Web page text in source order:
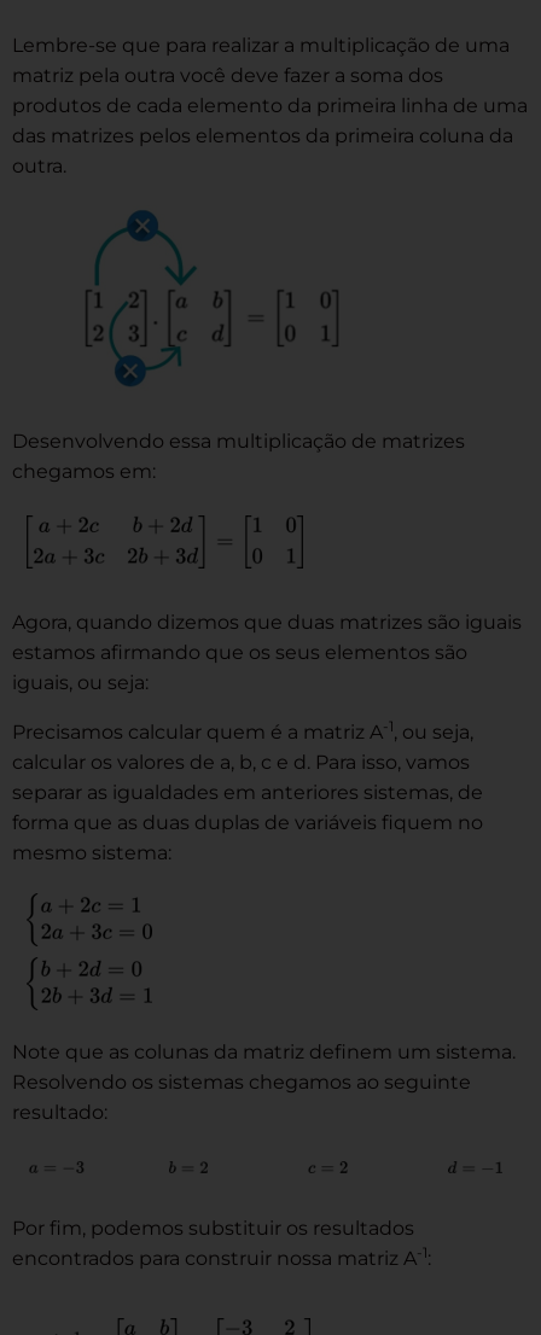
Lembre-se que para realizar a multiplicação de uma
matriz pela outra você deve fazer a soma dos
produtos de cada elemento da primeira linha de uma
das matrizes pelos elementos da primeira coluna da
outra.
Desenvolvendo essa multiplicação de matrizes
chegamos em:
Agora, quando dizemos que duas matrizes são iguais
estamos afirmando que os seus elementos são
iguais, ou seja:
Precisamos calcular quem é a matriz A-1, ou seja,
calcular os valores de a, b, c e d. Para isso, vamos
separar as igualdades em anteriores sistemas, de
forma que as duas duplas de variáveis fiquem no
mesmo sistema:
Note que as colunas da matriz definem um sistema.
Resolvendo os sistemas chegamos ao seguinte
resultado:
Por fim, podemos substituir os resultados
encontrados para construir nossa matriz A-1: